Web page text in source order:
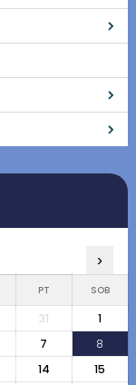
›
PT SOB
31
1
7
8
14
15